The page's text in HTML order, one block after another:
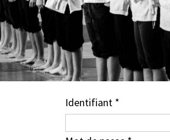
Identifiant*